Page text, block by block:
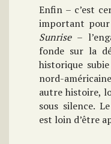
Enfin – c’est
important
Sunrise–
fonde sur la
historique
nord-
autre histoire,
sous silence.
est loin d’être